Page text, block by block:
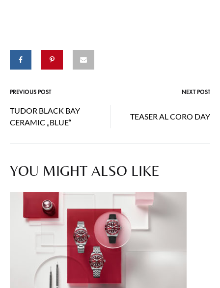
Post
navigation
PREVIOUS POST NEXT POST
TUDOR BLACK BAY
CERAMIC „BLUE“
TEASER AL CORO DAY
YOU MIGHT ALSO LIKE